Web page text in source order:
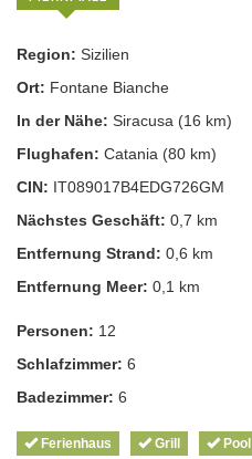
Region: Sizilien
Ort: Fontane Bianche
In der Nähe: Siracusa (16 km)
Flughafen: Catania (80 km)
CIN: IT089017B4EDG726GM
Nächstes Geschäft: 0,7 km
Entfernung Strand: 0,6 km
Entfernung Meer: 0,1 km
Personen: 12
Schlafzimmer: 6
Badezimmer: 6
Ferienhaus Grill Pool